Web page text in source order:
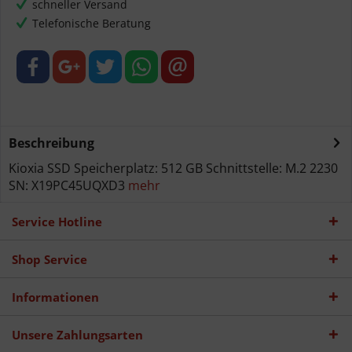
schneller Versand
Telefonische Beratung
Beschreibung
Kioxia SSD Speicherplatz: 512 GB Schnittstelle: M.2 2230
SN: X19PC45UQXD3 mehr
Service Hotline
Shop Service
Informationen
Unsere Zahlungsarten